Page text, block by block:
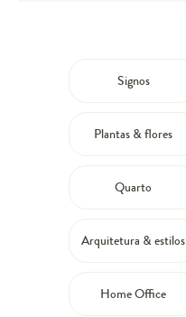
Signos
Plantas & flores
Quarto
Arquitetura & estilos
Home Office